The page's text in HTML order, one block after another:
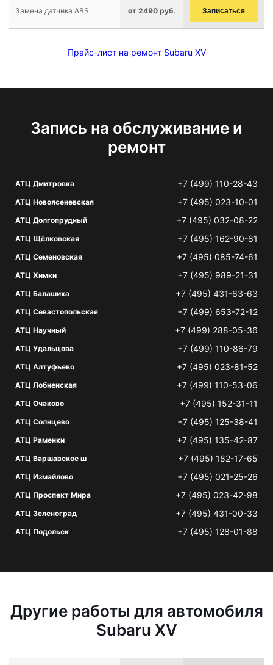
Замена датчика ABS от 2490 руб. Записаться
Прайс-лист на ремонт Subaru XV
Запись на обслуживание и
ремонт
АТЦ Дмитровка +7 (499) 110-28-43
АТЦ Новоясеневская +7 (495) 023-10-01
АТЦ Долгопрудный +7 (495) 032-08-22
АТЦ Щёлковская +7 (495) 162-90-81
АТЦ Семеновская +7 (495) 085-74-61
АТЦ Химки +7 (495) 989-21-31
АТЦ Балашиха +7 (495) 431-63-63
АТЦ Севастопольская +7 (499) 653-72-12
АТЦ Научный +7 (499) 288-05-36
АТЦ Удальцова +7 (499) 110-86-79
АТЦ Алтуфьево +7 (495) 023-81-52
АТЦ Лобненская +7 (499) 110-53-06
АТЦ Очаково +7 (495) 152-31-11
АТЦ Солнцево +7 (495) 125-38-41
АТЦ Раменки +7 (495) 135-42-87
АТЦ Варшавское ш +7 (495) 182-17-65
АТЦ Измайлово +7 (495) 021-25-26
АТЦ Проспект Мира +7 (495) 023-42-98
АТЦ Зеленоград +7 (495) 431-00-33
АТЦ Подольск +7 (495) 128-01-88
Другие работы для автомобиля
Subaru XV